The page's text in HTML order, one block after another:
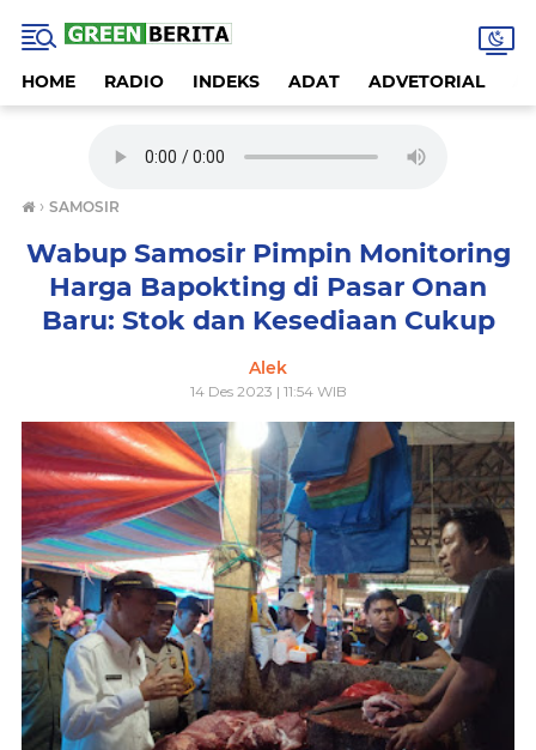
HOME RADIO INDEKS ADAT ADVETORIAL
› SAMOSIR
Wabup Samosir Pimpin Monitoring
Harga Bapokting di Pasar Onan
Baru: Stok dan Kesediaan Cukup
Alek
14 Des 2023 | 11:54 WIB